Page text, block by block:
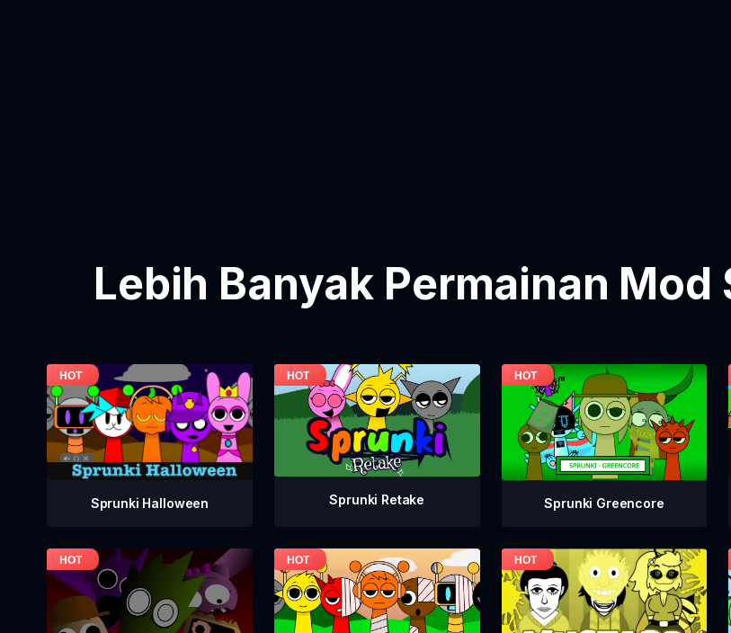
Lebih Banyak Permainan
Sprunki Halloween Sprunki Retake Sprunki Greencore